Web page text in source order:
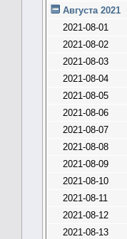
Августа 2021
2021-08-01
2021-08-02
2021-08-03
2021-08-04
2021-08-05
2021-08-06
2021-08-07
2021-08-08
2021-08-09
2021-08-10
2021-08-11
2021-08-12
2021-08-13